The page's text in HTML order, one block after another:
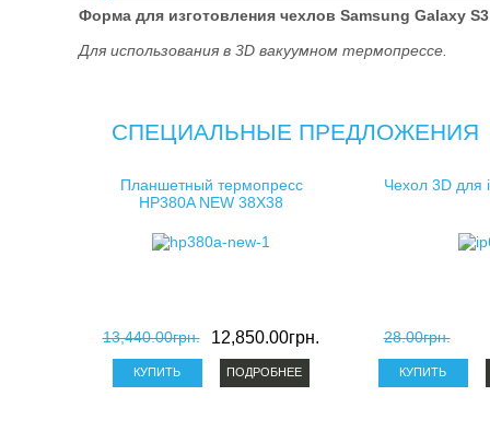
Форма для изготовления чехлов Samsung Galaxy
Для использования в 3D вакуумном термопрессе.
СПЕЦИАЛЬНЫЕ ПРЕДЛОЖЕНИЯ
Планшетный термопресс
HP380A NEW 38X38
13,440.00грн. 12,850.00грн.
ПОДРОБНЕЕ
Чехол 3D для
28.00грн.